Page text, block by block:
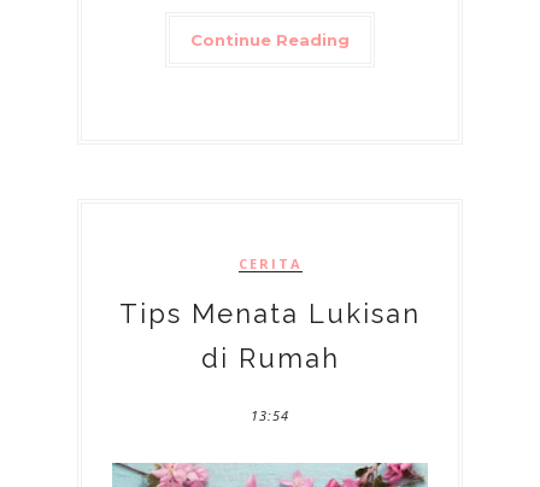
Continue Reading
CERITA
Tips Menata Lukisan
di Rumah
13:54